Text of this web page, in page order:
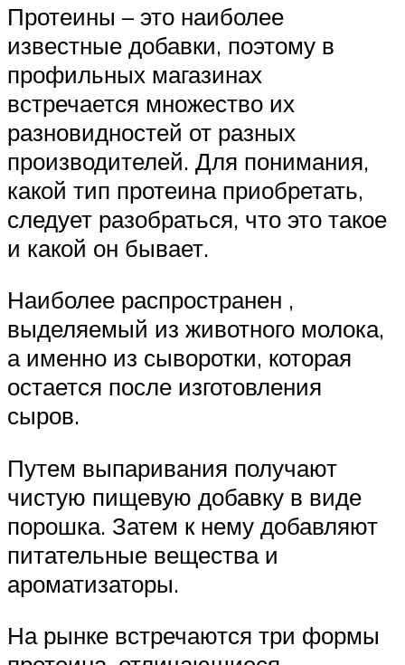
Протеины – это наиболее
известные добавки, поэтому в
профильных магазинах
встречается множество их
разновидностей от разных
производителей. Для понимания,
какой тип протеина приобретать,
следует разобраться, что это такое
и какой он бывает.
Наиболее распространен ,
выделяемый из животного молока,
а именно из сыворотки, которая
остается после изготовления
сыров.
Путем выпаривания получают
чистую пищевую добавку в виде
порошка. Затем к нему добавляют
питательные вещества и
ароматизаторы.
На рынке встречаются три формы